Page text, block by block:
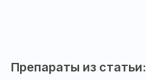
Препараты из статьи: